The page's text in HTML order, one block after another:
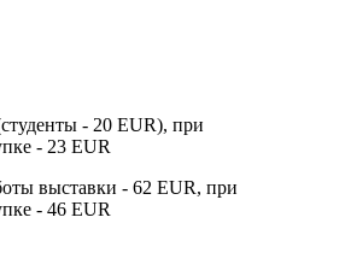
- 20 EUR), при
- 23 EUR
выставки - 62 EUR, при
- 46 EUR